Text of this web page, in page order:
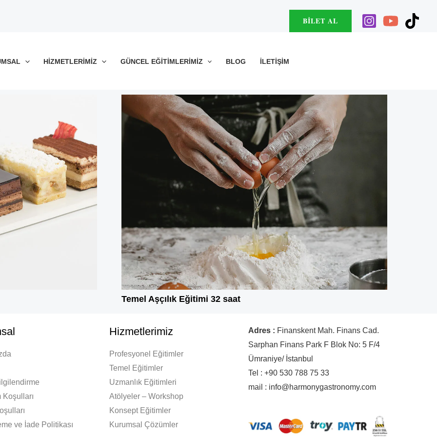
BILET AL
HIZMETLERIMIZ GÜNCEL EĞITIMLERIMIZ BLOG İLETIŞIM
Temel Aşçılık Eğitimi 32 saat
Koşulları
ve İade Politikası
Hizmetlerimiz
Profesyonel Eğitimler
Temel Eğitimler
Uzmanlık Eğitimleri
Atölyeler – Workshop
Konsept Eğitimler
Kurumsal Çözümler
Adres : Finanskent Mah. Finans Cad.
Sarphan Finans Park F Blok No: 5 F/4
Ümraniye/ İstanbul
Tel : +90 530 788 75 33
mail : info@harmonygastronomy.com